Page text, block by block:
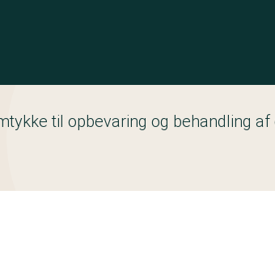
til opbevaring og behandling